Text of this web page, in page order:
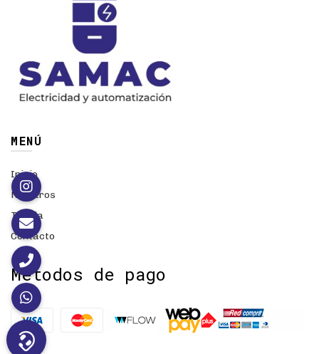
MENÚ
Inicio
Nosotros
Tienda
Contacto
Métodos de pago